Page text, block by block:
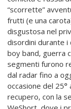
“scorrette”
frutti (e una
disgustosa nel
disordini durante i
boy band, guerra
segmenti furono
dal radar fino a
occasione del 25°
recupero, con la